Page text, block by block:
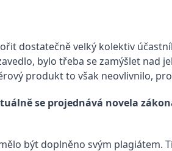
dostatečně velký kolektiv
bylo třeba se zamýšlet nad
produkt to však neovlivnilo,
se projednává novela
být doplněno svým plagiátem.